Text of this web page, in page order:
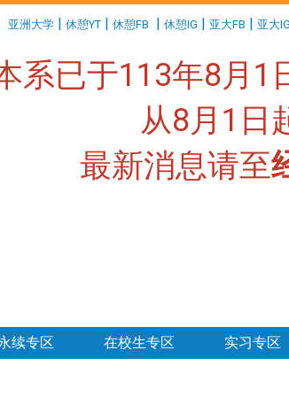
亚洲大学 | 休憩YT | 休憩FB | 休憩IG | 亚大FB | 亚大
系已于113年8月1
从8月1日
最新消息请至
续专区 在校生专区 实习专区